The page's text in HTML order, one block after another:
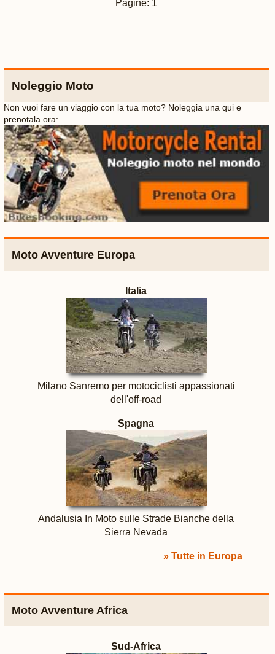
Pagine: 1
Noleggio Moto
Non vuoi fare un viaggio con la tua moto? Noleggia una qui e
prenotala ora:
Moto Avventure Europa
Italia
Milano Sanremo per motociclisti appassionati
dell'off-road
Spagna
Andalusia In Moto sulle Strade Bianche della
Sierra Nevada
» Tutte in Europa
Moto Avventure Africa
Sud-Africa